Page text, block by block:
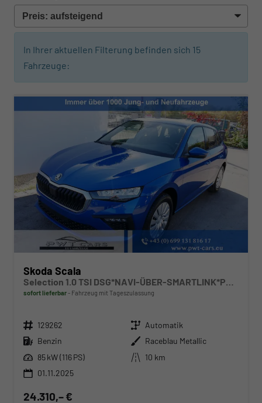
In Ihrer aktuellen Filterung befinden sich 15
Fahrzeuge:
Skoda Scala
Selection 1.0 TSI DSG*NAVI-ÜBER-SMARTLINK*PDC-HI*LED*TEMPOMAT*SHZ*DAB*KLIMA
sofort lieferbar Fahrzeug mit Tageszulassung
Fahrzeugnr. 129262 Getriebe Automatik
Kraftstoff Benzin Außenfarbe Raceblau Metallic
Leistung 85 kW (116 PS) Kilometerstand
10 km
01.11.2025
24.310,– €